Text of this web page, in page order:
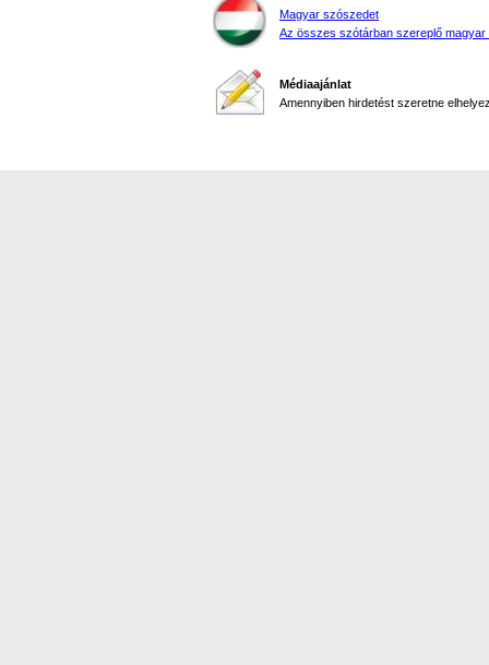
Magyar szószedet
Az összes szótárban szereplő magyar
Médiaajánlat
Amennyiben hirdetést szeretne